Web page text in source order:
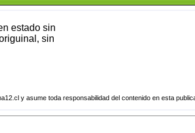
estado sin
sin
y asume toda responsabilidad del contenido en esta